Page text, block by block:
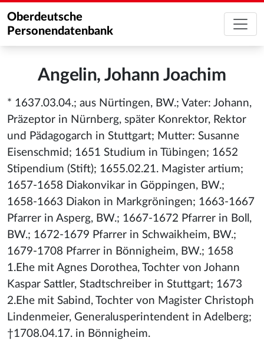
Oberdeutsche
Personendatenbank
Angelin, Johann Joachim
* 1637.03.04.; aus Nürtingen, BW.; Vater: Johann,
Präzeptor in Nürnberg, später Konrektor, Rektor
und Pädagogarch in Stuttgart; Mutter: Susanne
Eisenschmid; 1651 Studium in Tübingen; 1652
Stipendium (Stift); 1655.02.21. Magister artium;
1657-1658 Diakonvikar in Göppingen, BW.;
1658-1663 Diakon in Markgröningen; 1663-1667
Pfarrer in Asperg, BW.; 1667-1672 Pfarrer in Boll,
BW.; 1672-1679 Pfarrer in Schwaikheim, BW.;
1679-1708 Pfarrer in Bönnigheim, BW.; 1658
1.Ehe mit Agnes Dorothea, Tochter von Johann
Kaspar Sattler, Stadtschreiber in Stuttgart; 1673
2.Ehe mit Sabind, Tochter von Magister Christoph
Lindenmeier, Generalusperintendent in Adelberg;
†1708.04.17. in Bönnigheim.